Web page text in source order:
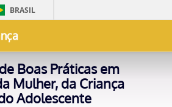
BRASIL
Boas Práticas em
Mulher, da Criança
Adolescente